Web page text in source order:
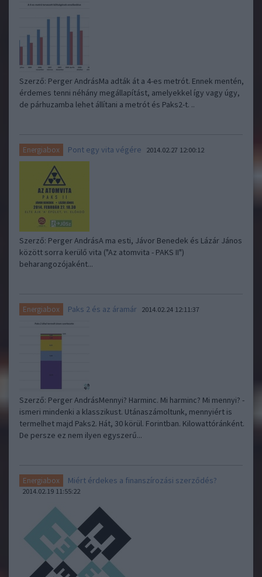
Szerző: Perger AndrásMa adták át a 4-es metrót. Ennek mentén,
érdemes tenni néhány megállapítást, amelyekkel így vagy úgy,
de párhuzamba lehet állítani a metrót és Paks2-t. ..
Energiabox Pont egy vita végére 2014.02.27 12:00:12
Szerző: Perger AndrásA ma esti, Jávor Benedek és Lázár János
között sorra kerülő vita ("Az atomvita - PAKS II")
beharangozójaként...
Energiabox Paks 2 és az áramár 2014.02.24 12:11:37
Szerző: Perger AndrásMennyi? Harminc. Mi harminc? Mi mennyi? -
ismeri mindenki a klasszikust. Utánaszámoltunk, mennyiért is
termelhet majd Paks2. Hát, 30 körül. Forintban. Kilowattóránként.
De persze ez nem ilyen egyszerű...
Energiabox Miért érdekes a finanszírozási szerződés?
2014.02.19 11:55:22